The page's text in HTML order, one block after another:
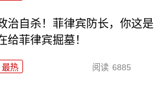
治自杀！菲律宾防长，你这是
给菲律宾掘墓！
最热 阅读 6885